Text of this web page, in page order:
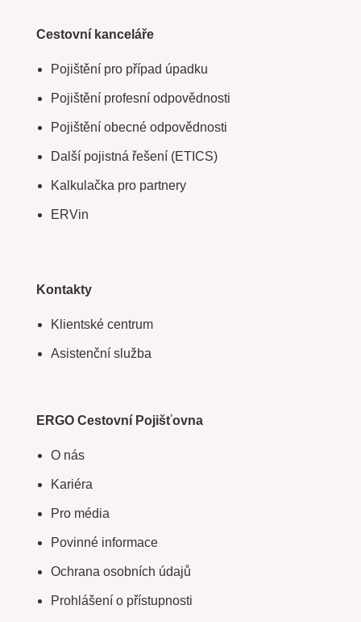
Cestovní kanceláře
Pojištění pro případ úpadku
Pojištění profesní odpovědnosti
Pojištění obecné odpovědnosti
Další pojistná řešení (ETICS)
Kalkulačka pro partnery
ERVin
Kontakty
Klientské centrum
Asistenční služba
ERGO Cestovní Pojišťovna
O nás
Kariéra
Pro média
Povinné informace
Ochrana osobních údajů
Prohlášení o přístupnosti